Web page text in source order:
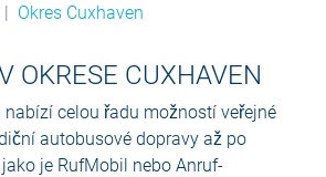
Okres Cuxhaven
OKRESE CUXHAVEN
nabízí celou řadu možností veřejné
autobusové dopravy až po
je RufMobil nebo Anruf-